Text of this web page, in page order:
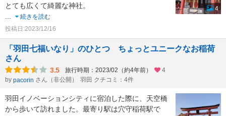
とても広くて綺麗な神社。
続きを読む
投稿日:2023/12/16
4
「羽田七福いなり」のひとつ ちょっとユニークなお稲荷
さん
3.5 旅行時期：2023/02（約4年前）
4
by pacorin さん（非公開） 羽田 クチコミ：4件
羽田イノベーションシティに宿泊した際に、天空橋
から歩いて訪れました。最寄り駅は穴守稲荷駅で